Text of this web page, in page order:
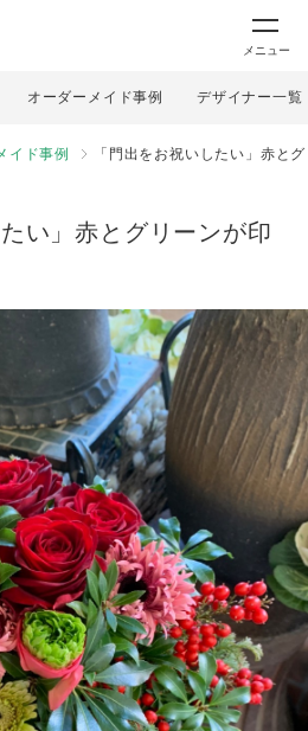
メニュー
オーダーメイド事例 デザイナー一覧
イド事例 「門出をお祝いしたい」赤と
い」赤とグリーンが印